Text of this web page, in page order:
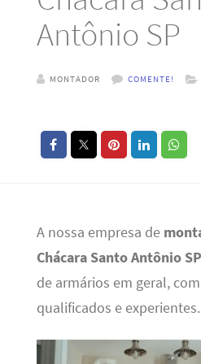
Antônio SP
MONTADOR COMENTE!
A nossa empresa de
Chácara Santo Antônio SP
de armários em geral,
qualificados e experientes.